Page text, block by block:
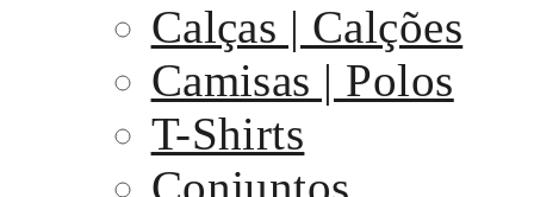
Calças | Calções
Camisas | Polos
T-Shirts